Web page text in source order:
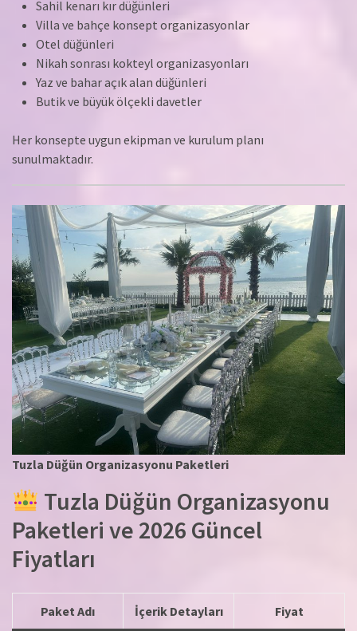
Sahil kenarı kır düğünleri
Villa ve bahçe konsept organizasyonlar
Otel düğünleri
Nikah sonrası kokteyl organizasyonları
Yaz ve bahar açık alan düğünleri
Butik ve büyük ölçekli davetler
Her konsepte uygun ekipman ve kurulum planı
sunulmaktadır.
Tuzla Düğün Organizasyonu Paketleri
Tuzla Düğün Organizasyonu
Paketleri ve 2026 Güncel
Fiyatları
Paket Adı İçerik Detayları Fiyat